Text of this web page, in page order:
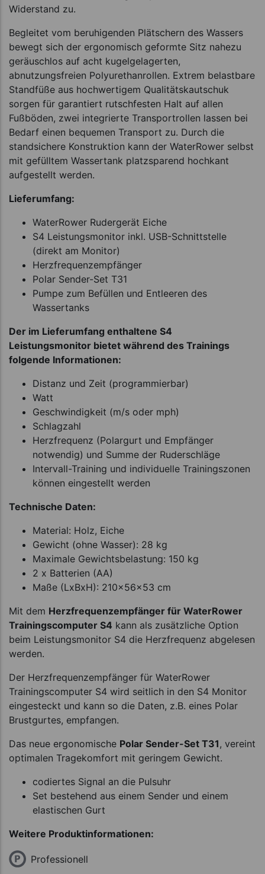
Widerstand zu.
Begleitet vom beruhigenden Plätschern des Wassers
bewegt sich der ergonomisch geformte Sitz nahezu
geräuschlos auf acht kugelgelagerten,
abnutzungsfreien Polyurethanrollen. Extrem belastbare
Standfüße aus hochwertigem Qualitätskautschuk
sorgen für garantiert rutschfesten Halt auf allen
Fußböden, zwei integrierte Transportrollen lassen bei
Bedarf einen bequemen Transport zu. Durch die
standsichere Konstruktion kann der WaterRower selbst
mit gefülltem Wassertank platzsparend hochkant
aufgestellt werden.
Lieferumfang:
WaterRower Rudergerät Eiche
S4 Leistungsmonitor inkl. USB-Schnittstelle
(direkt am Monitor)
Herzfrequenzempfänger
Polar Sender-Set T31
Pumpe zum Befüllen und Entleeren des
Wassertanks
Der im Lieferumfang enthaltene S4
Leistungsmonitor bietet während des Trainings
folgende Informationen:
Distanz und Zeit (programmierbar)
Watt
Geschwindigkeit (m/s oder mph)
Schlagzahl
Herzfrequenz (Polargurt und Empfänger
notwendig) und Summe der Ruderschläge
Intervall-Training und individuelle Trainingszonen
können eingestellt werden
Technische Daten:
Material: Holz, Eiche
Gewicht (ohne Wasser): 28 kg
Maximale Gewichtsbelastung: 150 kg
2 x Batterien (AA)
Maße (LxBxH): 210x56x53 cm
Mit dem Herzfrequenzempfänger für WaterRower
Trainingscomputer S4 kann als zusätzliche Option
beim Leistungsmonitor S4 die Herzfrequenz abgelesen
werden.
Der Herzfrequenzempfänger für WaterRower
Trainingscomputer S4 wird seitlich in den S4 Monitor
eingesteckt und kann so die Daten, z.B. eines Polar
Brustgurtes, empfangen.
Das neue ergonomische Polar Sender-Set T31 , vereint
optimalen Tragekomfort mit geringem Gewicht.
codiertes Signal an die Pulsuhr
Set bestehend aus einem Sender und einem
elastischen Gurt
Weitere Produktinformationen:
Professionell